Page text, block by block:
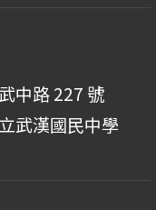
中路 227 號
武漢國民中學